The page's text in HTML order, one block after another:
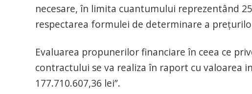
necesare, în limita cuantumului reprezentând
respectarea formulei de determinare a
Evaluarea propunerilor financiare în ceea ce
contractului se va realiza în raport cu valoarea
177.710.607,36 lei”.